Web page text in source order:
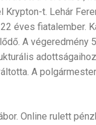
t. Lehár
éves fiatalember.
A végeredmény
A
Online rulett